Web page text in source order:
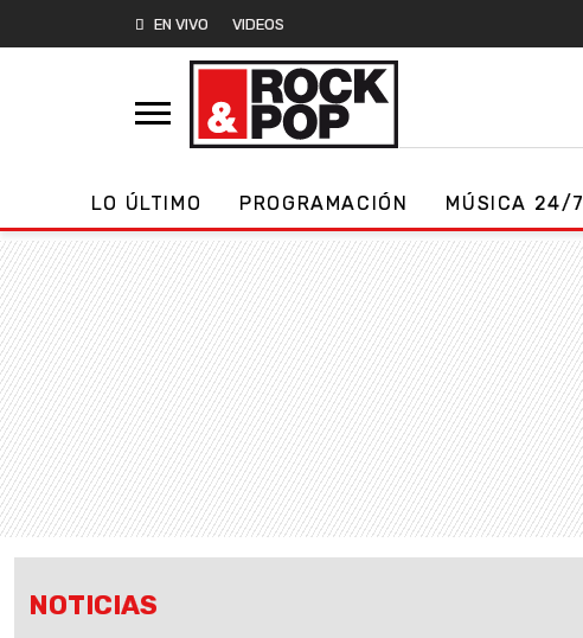
EN VIVO VIDEOS
LO ÚLTIMO PROGRAMACIÓN MÚSICA 24/7
NOTICIAS